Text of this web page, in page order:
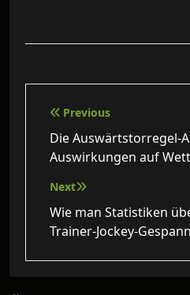
Previous
Die Auswärtstorregel-
Auswirkungen auf
Next
Wie man Statistiken